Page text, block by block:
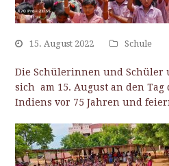
15. August 2022 Schule
Die Schülerinnen und Schüler
sich am 15. August an den
Indiens vor 75 Jahren und